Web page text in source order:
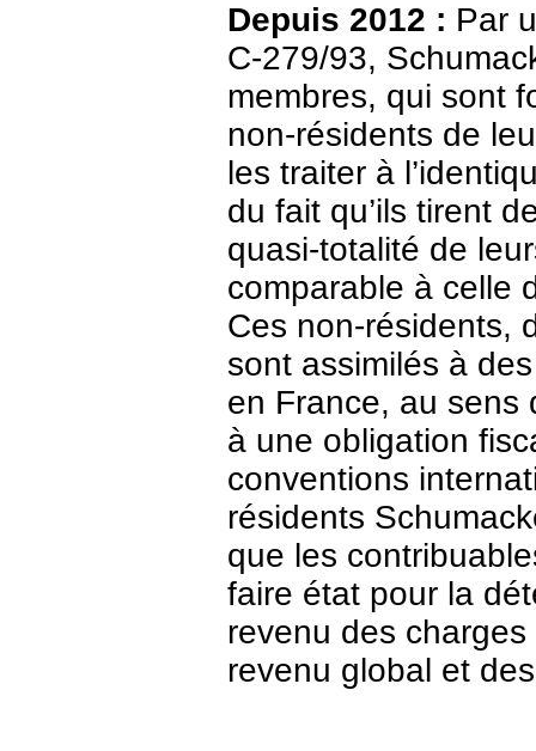
Depuis 2012 : Par
C-279/93,
membres, qui sont
non-résidents de
les traiter à
du fait qu’ils tirent
quasi-totalité de
comparable à celle
Ces non-résidents,
sont assimilés à
en France, au sens
à une obligation
conventions
résidents
que les
faire état pour la
revenu des
revenu global et